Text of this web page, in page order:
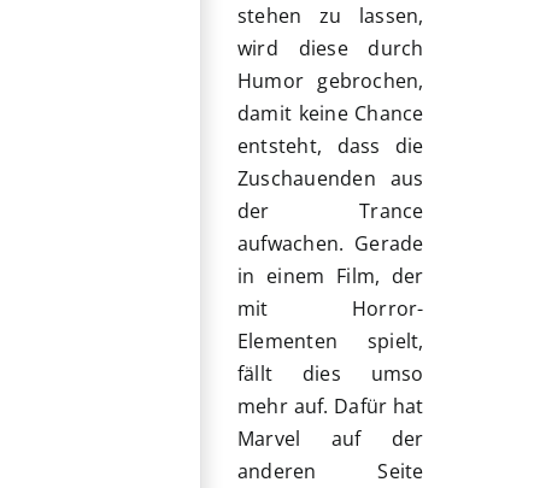
stehen zu lassen,
wird diese durch
Humor gebrochen,
damit keine Chance
entsteht, dass die
Zuschauenden aus
der Trance
aufwachen. Gerade
in einem Film, der
mit Horror-
Elementen spielt,
fällt dies umso
mehr auf. Dafür hat
Marvel auf der
anderen Seite